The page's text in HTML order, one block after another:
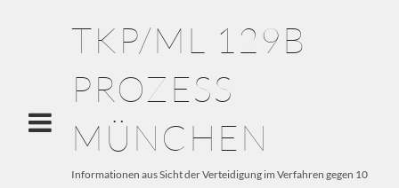
TKP/ML 129B
PROZESS
MÜNCHEN
Informationen aus Sicht der Verteidigung im Verfahren gegen 10